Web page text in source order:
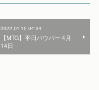
2022.04.15 04:34
【MTG】平日パウパー 4月
14日